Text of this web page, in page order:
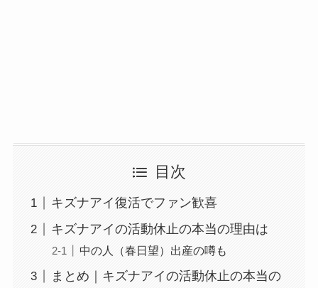
目次
キズナアイ復活でファン歓喜
キズナアイの活動休止の本当の理由は
中の人（春日望）出産の噂も
まとめ｜キズナアイの活動休止の本当の